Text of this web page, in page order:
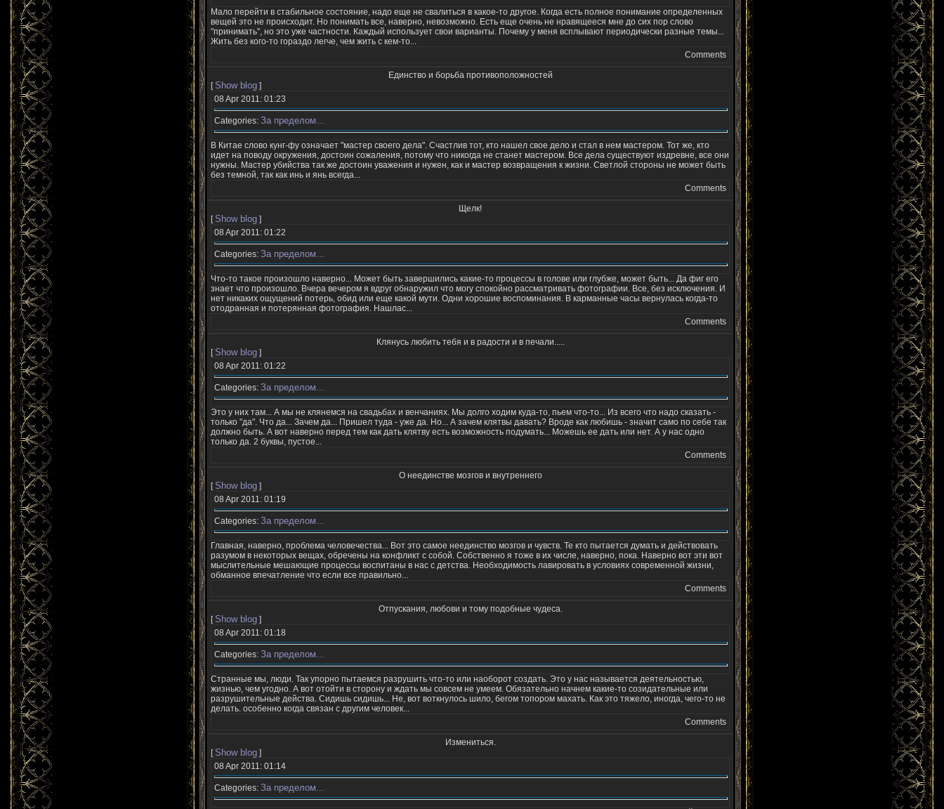
Мало перейти в стабильное состояние, надо еще не свалиться в какое-то другое. Когда есть полное понимание определенных
вещей это не происходит. Но понимать все, наверно, невозможно. Есть еще очень не нравящееся мне до сих пор слово
"принимать", но это уже частности. Каждый использует свои варианты. Почему у меня всплывают периодически разные темы...
Жить без кого-то гораздо легче, чем жить с кем-то...
Comments
Единство и борьба противоположностей
[Show blog ]
08 Apr 2011: 01:23
Categories: За пределом...
В Китае слово кунг-фу означает "мастер своего дела". Счастлив тот, кто нашел свое дело и стал в нем мастером. Тот же, кто
идет на поводу окружения, достоин сожаления, потому что никогда не станет мастером. Все дела существуют издревне, все они
нужны. Мастер убийства так же достоин уважения и нужен, как и мастер возвращения к жизни. Светлой стороны не может быть
без темной, так как инь и янь всегда...
Comments
Щелк!
[Show blog ]
08 Apr 2011: 01:22
Categories: За пределом...
Что-то такое произошло наверно... Может быть завершились какие-то процессы в голове или глубже, может быть... Да фиг его
знает что произошло. Вчера вечером я вдруг обнаружил что могу спокойно рассматривать фотографии. Все, без исключения. И
нет никаких ощущений потерь, обид или еще какой мути. Одни хорошие воспоминания. В карманные часы вернулась когда-то
отодранная и потерянная фотография. Нашлас...
Comments
Клянусь любить тебя и в радости и в печали.....
[Show blog ]
08 Apr 2011: 01:22
Categories: За пределом...
Это у них там... А мы не клянемся на свадьбах и венчаниях. Мы долго ходим куда-то, пьем что-то... Из всего что надо сказать -
только "да". Что да... Зачем да... Пришел туда - уже да. Но... А зачем клятвы давать? Вроде как любишь - значит само по себе так
должно быть. А вот наверно перед тем как дать клятву есть возможность подумать... Можешь ее дать или нет. А у нас одно
только да. 2 буквы, пустое...
Comments
О неединстве мозгов и внутреннего
[Show blog ]
08 Apr 2011: 01:19
Categories: За пределом...
Главная, наверно, проблема человечества... Вот это самое неединство мозгов и чувств. Те кто пытается думать и действовать
разумом в некоторых вещах, обречены на конфликт с собой. Собственно я тоже в их числе, наверно, пока. Наверно вот эти вот
мыслительные мешающие процессы воспитаны в нас с детства. Необходимость лавировать в условиях современной жизни,
обманное впечатление что если все правильно...
Comments
Отпускания, любови и тому подобные чудеса.
[Show blog ]
08 Apr 2011: 01:18
Categories: За пределом...
Странные мы, люди. Так упорно пытаемся разрушить что-то или наоборот создать. Это у нас называется деятельностью,
жизнью, чем угодно. А вот отойти в сторону и ждать мы совсем не умеем. Обязательно начнем какие-то созидательные или
разрушительные действа. Сидишь сидишь... Не, вот воткнулось шило, бегом топором махать. Как это тяжело, иногда, чего-то не
делать. особенно когда связан с другим человек...
Comments
Измениться.
[Show blog ]
08 Apr 2011: 01:14
Categories: За пределом...